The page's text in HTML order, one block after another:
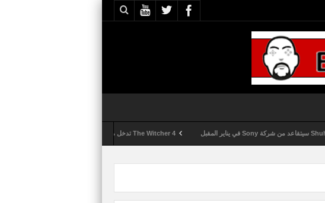
The Witcher 4 تدخل مرحلة الإنتاج الكامل